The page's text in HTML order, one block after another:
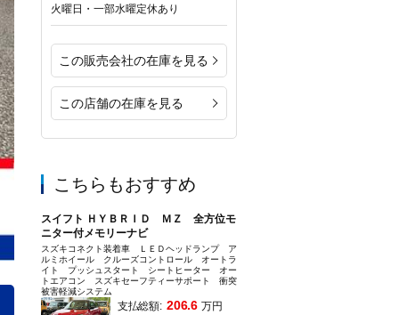
衝突時の衝撃を効率よく吸収、分散するボディー構造を採用していて、いざと
火曜日・一部水曜定休あり
この販売会社の在庫を見る
この店舗の在庫を見る
こちらもおすすめ
スイフト ＨＹＢＲＩＤ ＭＺ 全方位モ
ニター付メモリーナビ
スズキコネクト装着車 ＬＥＤヘッドランプ ア
ルミホイール クルーズコントロール オートラ
イト プッシュスタート シートヒーター オー
トエアコン スズキセーフティーサポート 衝突
被害軽減システム
支払総額: 206.6 万円